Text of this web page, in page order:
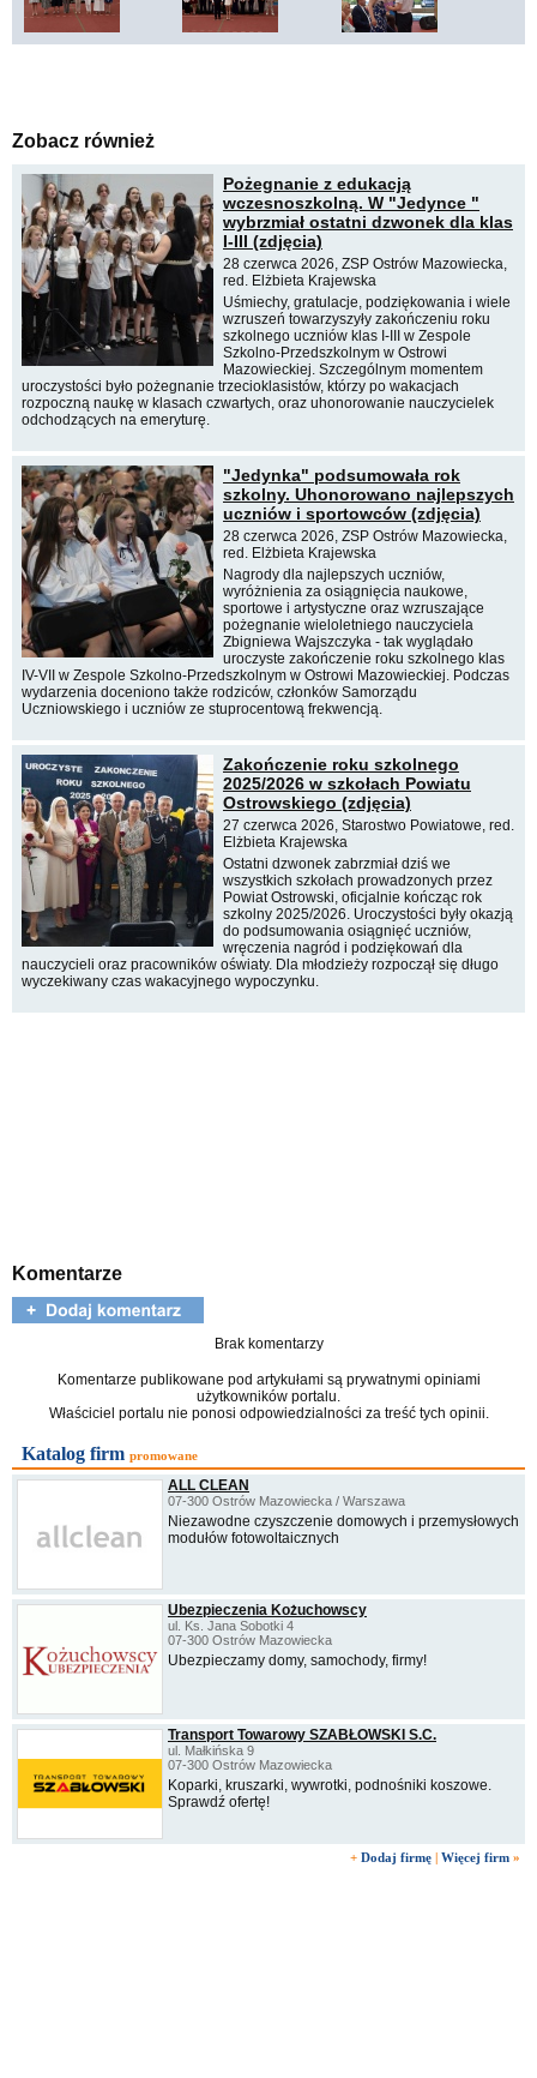
Zobacz również
Pożegnanie z edukacją
wczesnoszkolną. W "Jedynce "
wybrzmiał ostatni dzwonek dla klas
I-III (zdjęcia)
28 czerwca 2026, ZSP Ostrów Mazowiecka,
red. Elżbieta Krajewska
Uśmiechy, gratulacje, podziękowania i wiele
wzruszeń towarzyszyły zakończeniu roku
szkolnego uczniów klas I-III w Zespole
Szkolno-Przedszkolnym w Ostrowi
Mazowieckiej. Szczególnym momentem
uroczystości było pożegnanie trzecioklasistów, którzy po wakacjach
rozpoczną naukę w klasach czwartych, oraz uhonorowanie nauczycielek
odchodzących na emeryturę.
"Jedynka" podsumowała rok
szkolny. Uhonorowano najlepszych
uczniów i sportowców (zdjęcia)
28 czerwca 2026, ZSP Ostrów Mazowiecka,
red. Elżbieta Krajewska
Nagrody dla najlepszych uczniów,
wyróżnienia za osiągnięcia naukowe,
sportowe i artystyczne oraz wzruszające
pożegnanie wieloletniego nauczyciela
Zbigniewa Wajszczyka - tak wyglądało
uroczyste zakończenie roku szkolnego klas
IV-VII w Zespole Szkolno-Przedszkolnym w Ostrowi Mazowieckiej. Podczas
wydarzenia doceniono także rodziców, członków Samorządu
Uczniowskiego i uczniów ze stuprocentową frekwencją.
Zakończenie roku szkolnego
2025/2026 w szkołach Powiatu
Ostrowskiego (zdjęcia)
27 czerwca 2026, Starostwo Powiatowe, red.
Elżbieta Krajewska
Ostatni dzwonek zabrzmiał dziś we
wszystkich szkołach prowadzonych przez
Powiat Ostrowski, oficjalnie kończąc rok
szkolny 2025/2026. Uroczystości były okazją
do podsumowania osiągnięć uczniów,
wręczenia nagród i podziękowań dla
nauczycieli oraz pracowników oświaty. Dla młodzieży rozpoczął się długo
wyczekiwany czas wakacyjnego wypoczynku.
Komentarze
Brak komentarzy
Komentarze publikowane pod artykułami są prywatnymi opiniami
użytkowników portalu.
Właściciel portalu nie ponosi odpowiedzialności za treść tych opinii.
Katalog firm promowane
ALL CLEAN
07-300 Ostrów Mazowiecka / Warszawa
Niezawodne czyszczenie domowych i przemysłowych
modułów fotowoltaicznych
Ubezpieczenia Kożuchowscy
ul. Ks. Jana Sobotki 4
07-300 Ostrów Mazowiecka
Ubezpieczamy domy, samochody, firmy!
Transport Towarowy SZABŁOWSKI S.C.
ul. Małkińska 9
07-300 Ostrów Mazowiecka
Koparki, kruszarki, wywrotki, podnośniki koszowe.
Sprawdź ofertę!
+ Dodaj firmę | Więcej firm »